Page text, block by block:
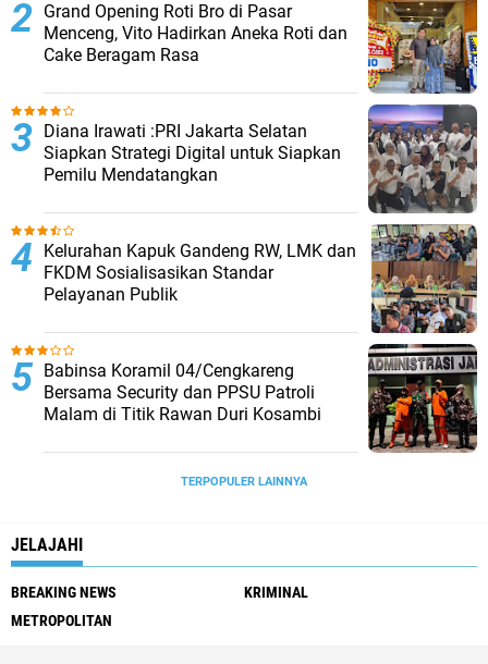
Grand Opening Roti Bro di Pasar
Menceng, Vito Hadirkan Aneka Roti dan
Cake Beragam Rasa
Diana Irawati :PRI Jakarta Selatan
Siapkan Strategi Digital untuk Siapkan
Pemilu Mendatangkan
Kelurahan Kapuk Gandeng RW, LMK dan
FKDM Sosialisasikan Standar
Pelayanan Publik
Babinsa Koramil 04/Cengkareng
Bersama Security dan PPSU Patroli
Malam di Titik Rawan Duri Kosambi
TERPOPULER LAINNYA
JELAJAHI
BREAKING NEWS
KRIMINAL
METROPOLITAN